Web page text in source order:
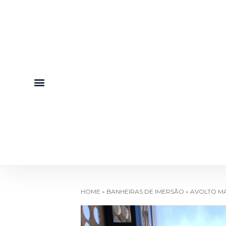
HOME » BANHEIRAS DE IMERSÃO » AVOLTO